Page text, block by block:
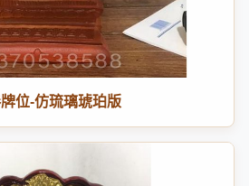
位-仿琉璃琥珀版